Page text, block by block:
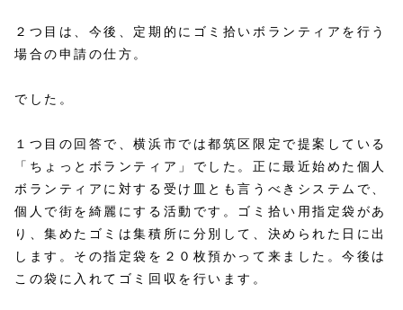
２つ目は、今後、定期的にゴミ拾いボランティアを行う
場合の申請の仕方。
でした。
１つ目の回答で、横浜市では都筑区限定で提案している
「ちょっとボランティア」でした。正に最近始めた個人
ボランティアに対する受け皿とも言うべきシステムで、
個人で街を綺麗にする活動です。ゴミ拾い用指定袋があ
り、集めたゴミは集積所に分別して、決められた日に出
します。その指定袋を２０枚預かって来ました。今後は
この袋に入れてゴミ回収を行います。